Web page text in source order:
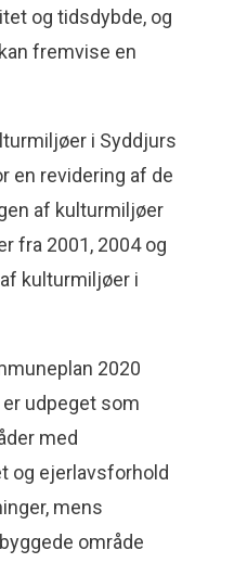
og tidsdybde, og
fremvise en
i Syddjurs
en revidering af de
af kulturmiljøer
fra 2001, 2004 og
kulturmiljøer i
2020
udpeget som
med
og ejerlavsforhold
mens
område